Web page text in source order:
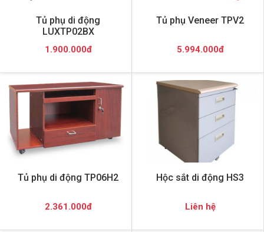
Tủ phụ di động
LUXTP02BX
1.900.000đ
Tủ phụ Veneer TPV2
5.994.000đ
Tủ phụ di động TP06H2
2.361.000đ
Hộc sắt di động HS3
Liên hệ